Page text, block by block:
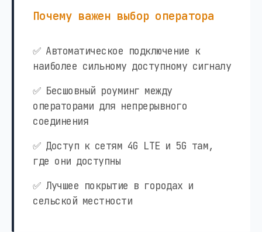
Почему важен выбор оператора
✅ Автоматическое подключение к
наиболее сильному доступному сигналу
✅ Бесшовный роуминг между
операторами для непрерывного
соединения
✅ Доступ к сетям 4G LTE и 5G там,
где они доступны
✅ Лучшее покрытие в городах и
сельской местности